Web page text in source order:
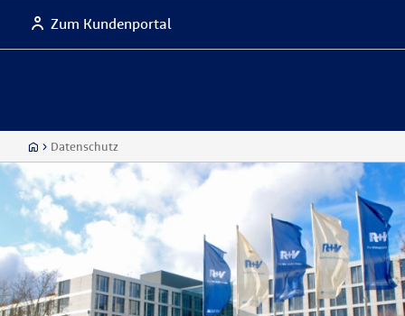
Zum Kundenportal
Datenschutz